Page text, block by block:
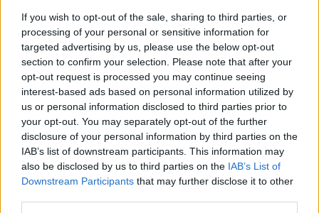
If you wish to opt-out of the sale, sharing to third parties, or
processing of your personal or sensitive information for
targeted advertising by us, please use the below opt-out
section to confirm your selection. Please note that after your
opt-out request is processed you may continue seeing
interest-based ads based on personal information utilized by
us or personal information disclosed to third parties prior to
your opt-out. You may separately opt-out of the further
disclosure of your personal information by third parties on the
IAB’s list of downstream participants. This information may
also be disclosed by us to third parties on the IAB’s List of
Downstream Participants that may further disclose it to other
[ads_pro_ad_space id=”6″ max_width=”” delay=””
padding_top=”” attachment=”” crop=”” if_empty=””
custom_image=”” powered=”” show_ids=””]
[/ads_pro_ad_space]
A Polestar 1 gyártásának beindítását ez év végére
tervezik, melyet nem sokkal később követhet a
Polestar 2 gyártása is.